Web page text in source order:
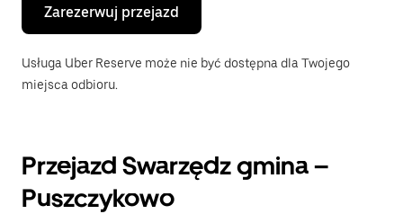
Zarezerwuj przejazd
Usługa Uber Reserve może nie być dostępna dla Twojego
miejsca odbioru.
Przejazd Swarzędz gmina –
Puszczykowo